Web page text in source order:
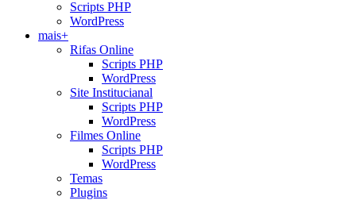
Scripts PHP
WordPress
mais+
Rifas Online
Scripts PHP
WordPress
Site Institucianal
Scripts PHP
WordPress
Filmes Online
Scripts PHP
WordPress
Temas
Plugins